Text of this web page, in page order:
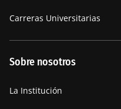
Carreras Universitarias
Sobre nosotros
La Institución